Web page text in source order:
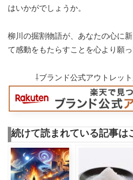
はいかがでしょうか。
柳川の掘割物語が、あなたの心に
て感動をもたらすことを心より願っ
⇩ブランド公式アウトレッ
続けて読まれている記事は